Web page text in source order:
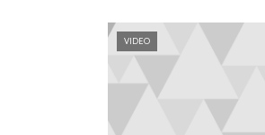
VIDEO